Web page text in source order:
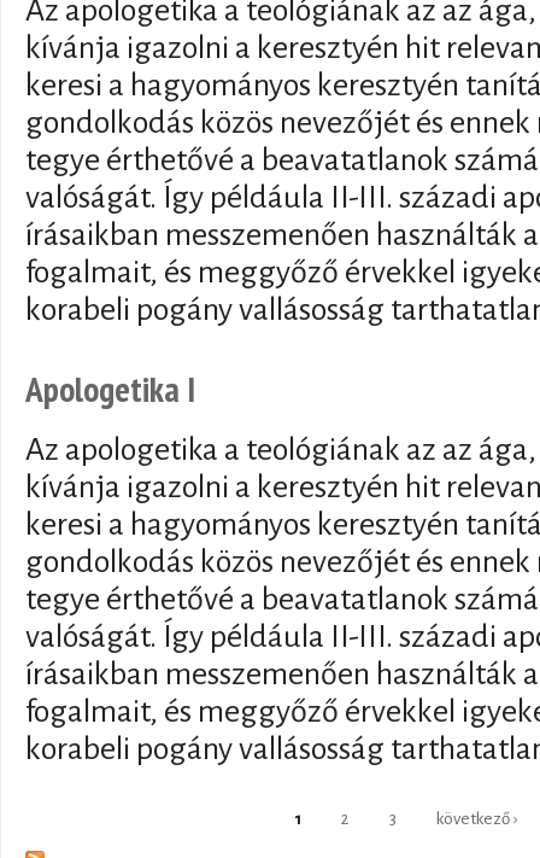
Az apologetika a teológiának az az
kívánja igazolni a keresztyén hit
keresi a hagyományos keresztyén
gondolkodás közös nevezőjét és
tegye érthetővé a beavatatlanok
valóságát. Így példáula II-III. századi
írásaikban messzemenően használták
fogalmait, és meggyőző érvekkel
korabeli pogány vallásosság
Apologetika I
Az apologetika a teológiának az az
kívánja igazolni a keresztyén hit
keresi a hagyományos keresztyén
gondolkodás közös nevezőjét és
tegye érthetővé a beavatatlanok
valóságát. Így példáula II-III. századi
írásaikban messzemenően használták
fogalmait, és meggyőző érvekkel
korabeli pogány vallásosság
1 2 3 következő ›